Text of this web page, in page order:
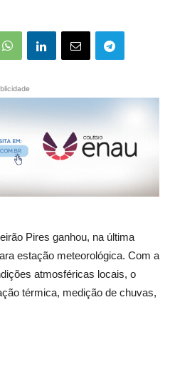
Pires ganhou, na última
estação meteorológica. Com a
atmosféricas locais, o
térmica, medição de chuvas,